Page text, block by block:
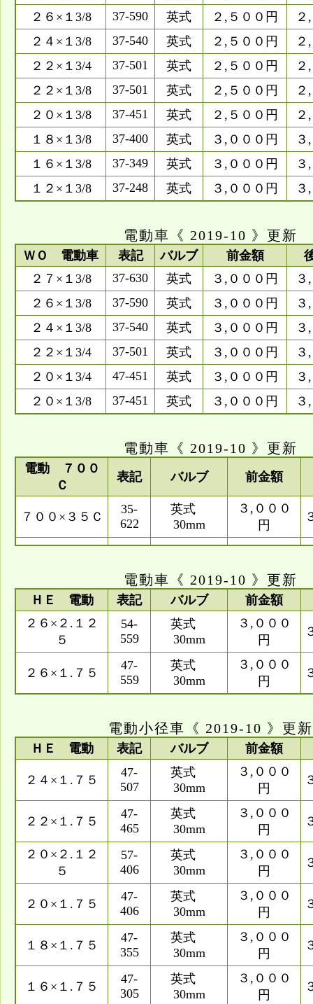
２６×１3/8
37-590 英式 ２,５００円
２
２４×１3/8
37-540 英式 ２,５００円
２
２２×１3/4
37-501 英式 ２,５００円
２
２２×１3/8
37-501 英式 ２,５００円
２
２０×１3/8
37-451 英式 ２,５００円
２
１８×１3/8
37-400 英式 ３,０００円
３
１６×１3/8
37-349 英式 ３,０００円
３
１２×１3/8
37-248 英式 ３,０００円 ３
電動車《 2019-10 》更新
ＷＯ 電動車 表記 バルブ 前金額
２７×１3/8
37-630 英式 ３,０００円
３
２６×１3/8
37-590 英式 ３,０００円
３
２４×１3/8
37-540 英式 ３,０００円
３
２２×１3/4
37-501 英式 ３,０００円
３
２０×１3/4
47-451 英式 ３,０００円
３
２０×１3/8
37-451 英式 ３,０００円 ３
電動車《 2019-10 》更新
電動 ７００
Ｃ
表記 バルブ 前金額
７００×３５Ｃ
35-
622
英式
30mm
３,０００
円
電動車《 2019-10 》更新
ＨＥ 電動 表記 バルブ 前金額
２６×２.１２
５
54-
559
英式
30mm
３,０００
円
２６×１.７５
47-
559
英式
30mm
３,０００
円
電動小径車《 2019-10 》更新
ＨＥ 電動 表記 バルブ 前金額
２４×１.７５
47-
507
英式
30mm
３,０００
円
２２×１.７５
47-
465
英式
30mm
３,０００
円
２０×２.１２
５
57-
406
英式
30mm
３,０００
円
２０×１.７５
47-
406
英式
30mm
３,０００
円
１８×１.７５
47-
355
英式
30mm
３,０００
円
１６×１.７５
47-
305
英式
30mm
３,０００
円